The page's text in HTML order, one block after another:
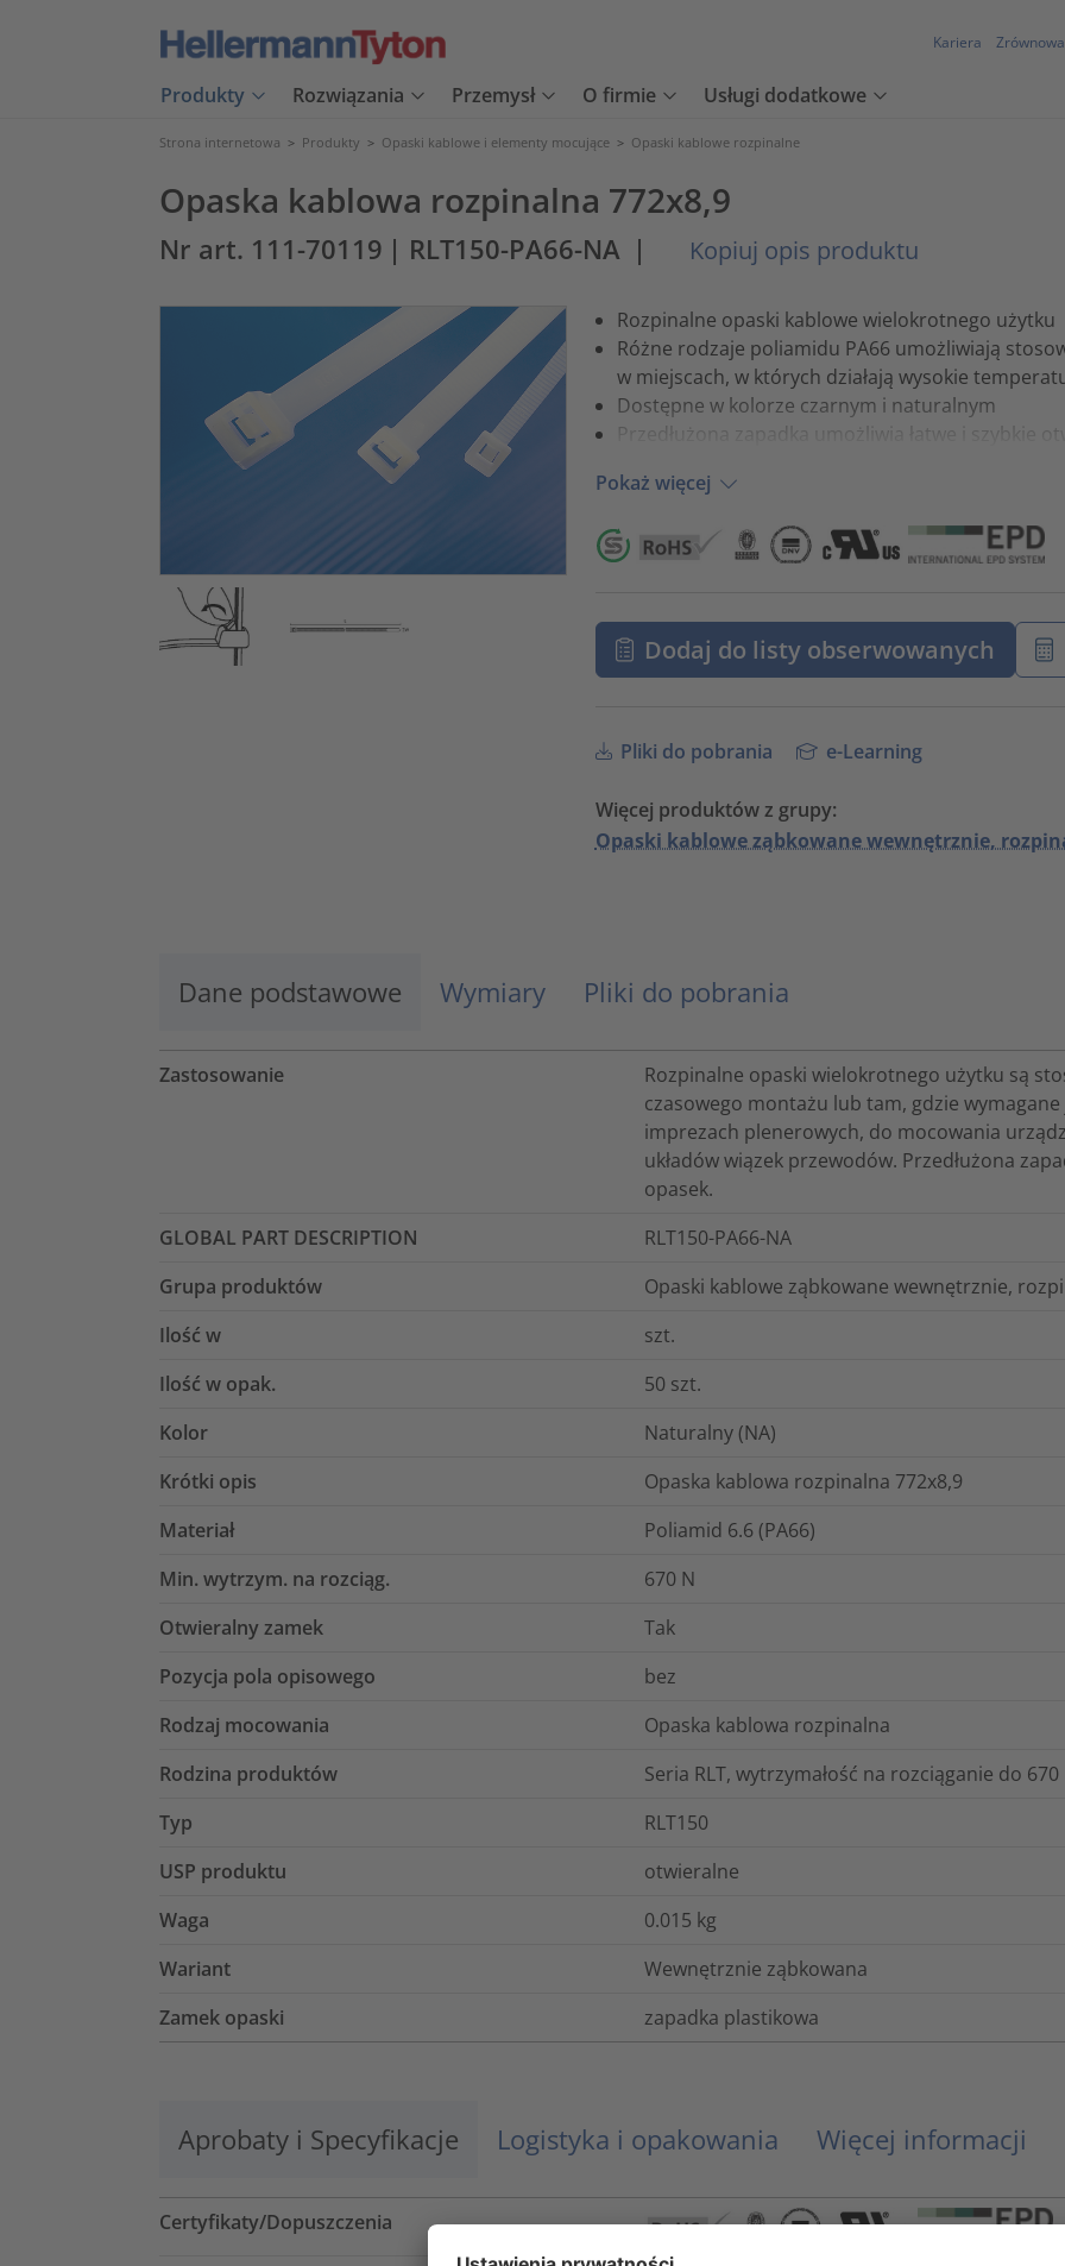
Kariera
Produkty Rozwiązania Przemysł O firmie Usługi dodatkowe
Strona internetowa > Produkty > Opaski kablowe i elementy mocujące > Opaski kablowe rozpinalne
Opaska kablowa rozpinalna 772x8,9
Nr art. 111-70119 | RLT150-PA66-NA | Kopiuj opis produktu
Rozpinalne opaski kablowe wielokrotnego użytku
Różne rodzaje poliamidu PA66 umożliwiają
w miejscach, w których działają wysokie
Dostępne w kolorze czarnym i naturalnym
Przedłużona zapadka umożliwia łatwe i szybkie
Pokaż więcej
Dodaj do listy obserwowanych
Pliki do pobrania e-Learning
Więcej produktów z grupy:
Opaski kablowe ząbkowane wewnętrznie,
Dane podstawowe Wymiary Pliki do pobrania
Zastosowanie
Rozpinalne opaski wielokrotnego użytku są
czasowego montażu lub tam, gdzie
imprezach plenerowych, do mocowania
układów wiązek przewodów. Przedłużona
opasek.
GLOBAL PART DESCRIPTION
RLT150-PA66-NA
Grupa produktów
Opaski kablowe ząbkowane wewnętrznie,
Ilość w
szt.
Ilość w opak.
50 szt.
Kolor
Naturalny (NA)
Krótki opis
Opaska kablowa rozpinalna 772x8,9
Materiał
Poliamid 6.6 (PA66)
Min. wytrzym. na rozciąg.
670 N
Otwieralny zamek
Tak
Pozycja pola opisowego
bez
Rodzaj mocowania
Opaska kablowa rozpinalna
Rodzina produktów
Seria RLT, wytrzymałość na rozciąganie do 670
Typ
RLT150
USP produktu
otwieralne
Waga
0.015 kg
Wariant
Wewnętrznie ząbkowana
Zamek opaski
zapadka plastikowa
Aprobaty i Specyfikacje Logistyka i opakowania Więcej informacji
Certyfikaty/Dopuszczenia